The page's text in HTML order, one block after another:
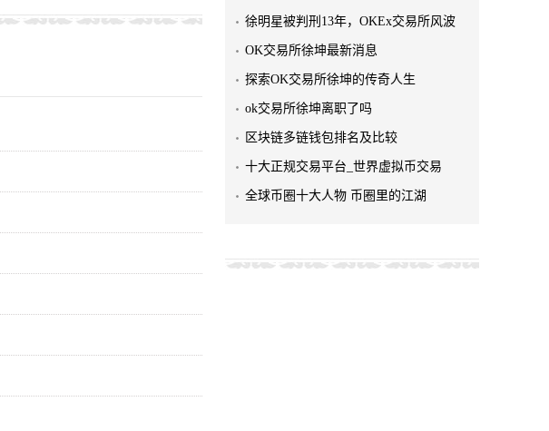
徐明星被判刑13年，OKEx交易所风波
OK交易所徐坤最新消息
探索OK交易所徐坤的传奇人生
ok交易所徐坤离职了吗
区块链多链钱包排名及比较
十大正规交易平台_世界虚拟币交易
全球币圈十大人物 币圈里的江湖